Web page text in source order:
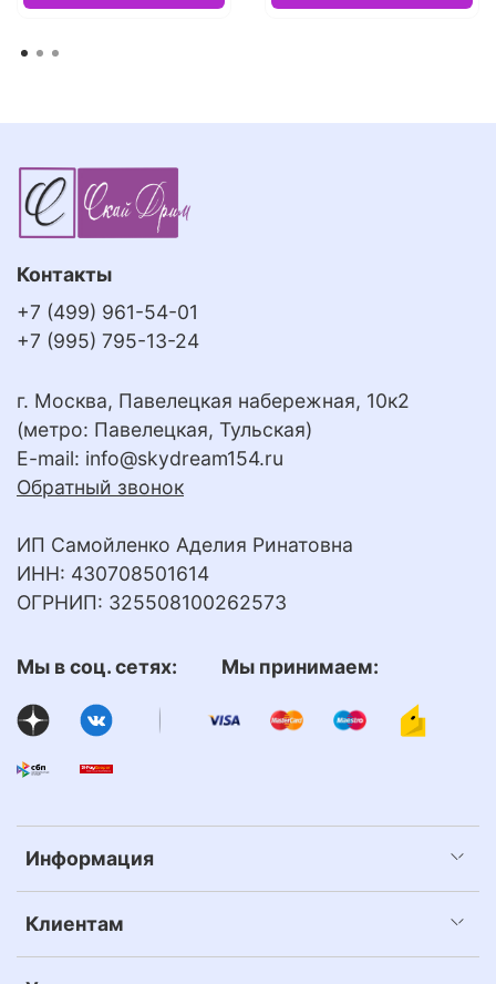
Информация
Клиентам
Контакты
+7 (499) 961-54-01
+7 (995) 795-13-24
г. Москва, Павелецкая набережная, 10к2
(метро: Павелецкая, Тульская)
E-mail: info@skydream154.ru
Обратный звонок
ИП Самойленко Аделия Ринатовна
ИНН: 430708501614
ОГРНИП: 325508100262573
Мы в соц. сетях: Мы принимаем: